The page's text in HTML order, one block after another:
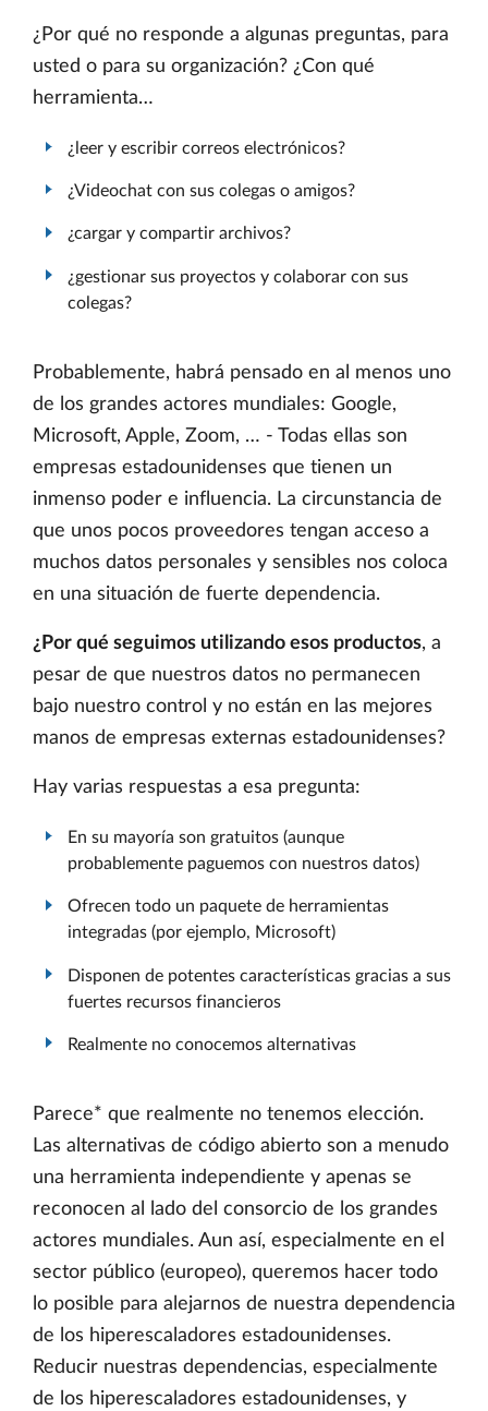
¿Por qué no responde a algunas preguntas, para
usted o para su organización? ¿Con qué
herramienta…
¿leer y escribir correos electrónicos?
¿Videochat con sus colegas o amigos?
¿cargar y compartir archivos?
¿gestionar sus proyectos y colaborar con sus
colegas?
Probablemente, habrá pensado en al menos uno
de los grandes actores mundiales: Google,
Microsoft, Apple, Zoom, … - Todas ellas son
empresas estadounidenses que tienen un
inmenso poder e influencia. La circunstancia de
que unos pocos proveedores tengan acceso a
muchos datos personales y sensibles nos coloca
en una situación de fuerte dependencia.
¿Por qué seguimos utilizando esos productos, a
pesar de que nuestros datos no permanecen
bajo nuestro control y no están en las mejores
manos de empresas externas estadounidenses?
Hay varias respuestas a esa pregunta:
En su mayoría son gratuitos (aunque
probablemente paguemos con nuestros datos)
Ofrecen todo un paquete de herramientas
integradas (por ejemplo, Microsoft)
Disponen de potentes características gracias a sus
fuertes recursos financieros
Realmente no conocemos alternativas
Parece* que realmente no tenemos elección.
Las alternativas de código abierto son a menudo
una herramienta independiente y apenas se
reconocen al lado del consorcio de los grandes
actores mundiales. Aun así, especialmente en el
sector público (europeo), queremos hacer todo
lo posible para alejarnos de nuestra dependencia
de los hiperescaladores estadounidenses.
Reducir nuestras dependencias, especialmente
de los hiperescaladores estadounidenses, y